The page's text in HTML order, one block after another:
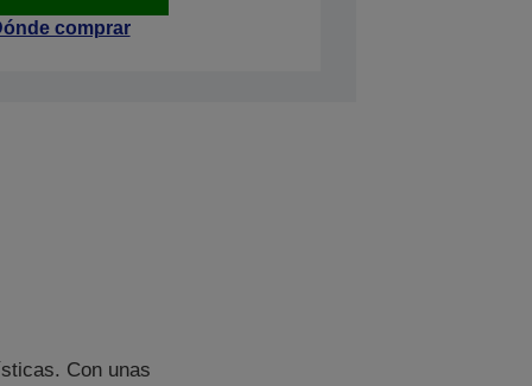
comprar
Con unas